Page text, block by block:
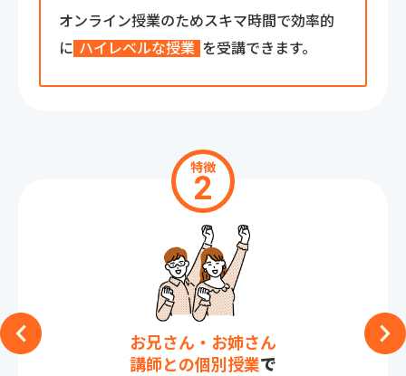
オンライン授業のためスキマ時間で効率的
に ハイレベルな授業 を受講できます。
特徴
2
お兄さん・お姉さん
講師との個別授業で